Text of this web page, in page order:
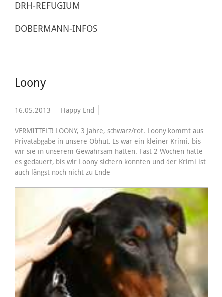
DRH-REFUGIUM
DOBERMANN-INFOS
Loony
16.05.2013 Happy End
VERMITTELT! LOONY, 3 Jahre, schwarz/rot. Loony kommt aus
Privatabgabe in unsere Obhut. Es war ein kleiner Krimi, bis
wir sie in unserem Gewahrsam hatten. Fast 2 Wochen hatte
es gedauert, bis wir Loony sichern konnten und der Krimi ist
auch längst noch nicht zu Ende.